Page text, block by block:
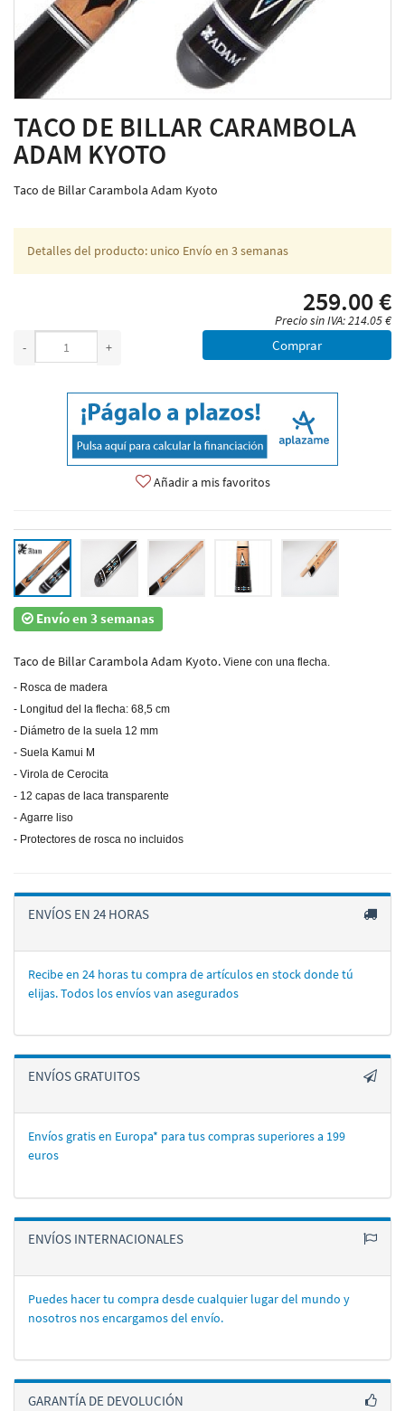
TACO DE BILLAR CARAMBOLA
ADAM KYOTO
Taco de Billar Carambola Adam Kyoto
Detalles del producto: unico Envío en 3 semanas
259.00 €
Precio sin IVA: 214.05 €
-
+ Comprar
Añadir a mis favoritos
Envío en 3 semanas
Taco de Billar Carambola Adam Kyoto. Viene con una flecha.
- Rosca de madera
- Longitud del la flecha: 68,5 cm
- Diámetro de la suela 12 mm
- Suela Kamui M
- Virola de Cerocita
- 12 capas de laca transparente
- Agarre liso
- Protectores de rosca no incluidos
ENVÍOS EN 24 HORAS
Recibe en 24 horas tu compra de artí­culos en stock donde tú
elijas. Todos los enví­os van asegurados
ENVÍOS GRATUITOS
Envíos gratis en Europa* para tus compras superiores a 199
euros
ENVÍOS INTERNACIONALES
Puedes hacer tu compra desde cualquier lugar del mundo y
nosotros nos encargamos del enví­o.
GARANTÍA DE DEVOLUCIÓN